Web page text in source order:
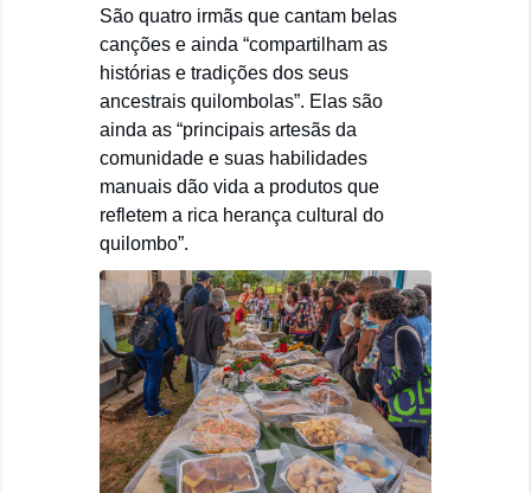
São quatro irmãs que cantam belas
canções e ainda “compartilham as
histórias e tradições dos seus
ancestrais quilombolas”. Elas são
ainda as “principais artesãs da
comunidade e suas habilidades
manuais dão vida a produtos que
refletem a rica herança cultural do
quilombo”.